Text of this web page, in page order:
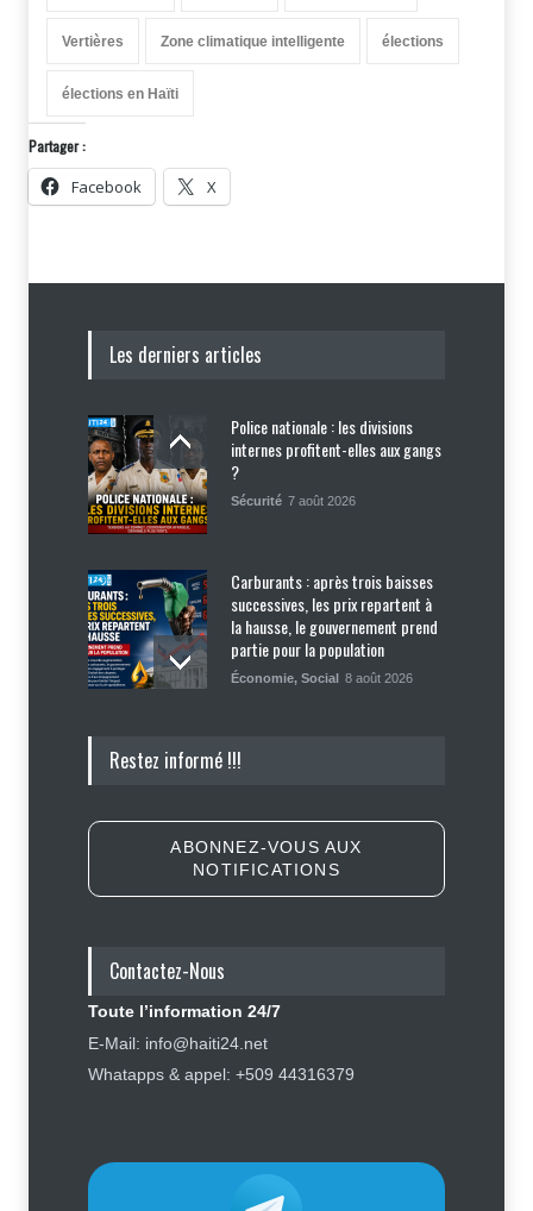
Vertières Zone climatique intelligente élections
élections en Haïti
Partager :
Facebook X
Les derniers articles
Police nationale : les divisions
internes profitent-elles aux gangs
?
Sécurité 7 août 2026
Carburants : après trois baisses
successives, les prix repartent à
la hausse, le gouvernement prend
partie pour la population
Économie, Social 8 août 2026
libéré, James Boyard et sa fille
Tennessee, Andy Ogles, proche de
Journalisme sportif : l'urgence de
former de véritables spécialistes
Restez informé !!!
ABONNEZ-VOUS AUX
NOTIFICATIONS
Contactez-Nous
Toute l’information 24/7
E-Mail: info@haiti24.net
Whatapps & appel: +509 44316379